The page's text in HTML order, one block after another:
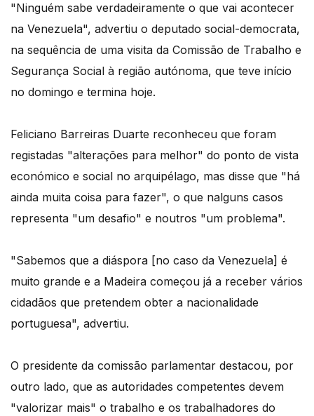
"Ninguém sabe verdadeiramente o que vai acontecer
na Venezuela", advertiu o deputado social-democrata,
na sequência de uma visita da Comissão de Trabalho e
Segurança Social à região autónoma, que teve início
no domingo e termina hoje.
Feliciano Barreiras Duarte reconheceu que foram
registadas "alterações para melhor" do ponto de vista
económico e social no arquipélago, mas disse que "há
ainda muita coisa para fazer", o que nalguns casos
representa "um desafio" e noutros "um problema".
"Sabemos que a diáspora [no caso da Venezuela] é
muito grande e a Madeira começou já a receber vários
cidadãos que pretendem obter a nacionalidade
portuguesa", advertiu.
O presidente da comissão parlamentar destacou, por
outro lado, que as autoridades competentes devem
"valorizar mais" o trabalho e os trabalhadores do